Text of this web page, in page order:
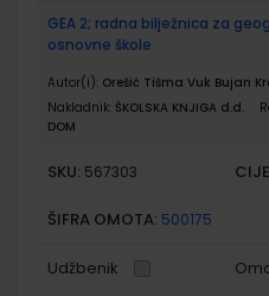
GEA 2; radna bilježnica za
osnovne škole
Autor(i): Orešić Tišma Vuk Bujan
Nakladnik: ŠKOLSKA KNJIGA d.d.
DOM
SKU: 567303
ŠIFRA OMOTA: 500175
Udžbenik